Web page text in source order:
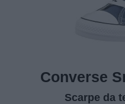
Converse
Scarpe da